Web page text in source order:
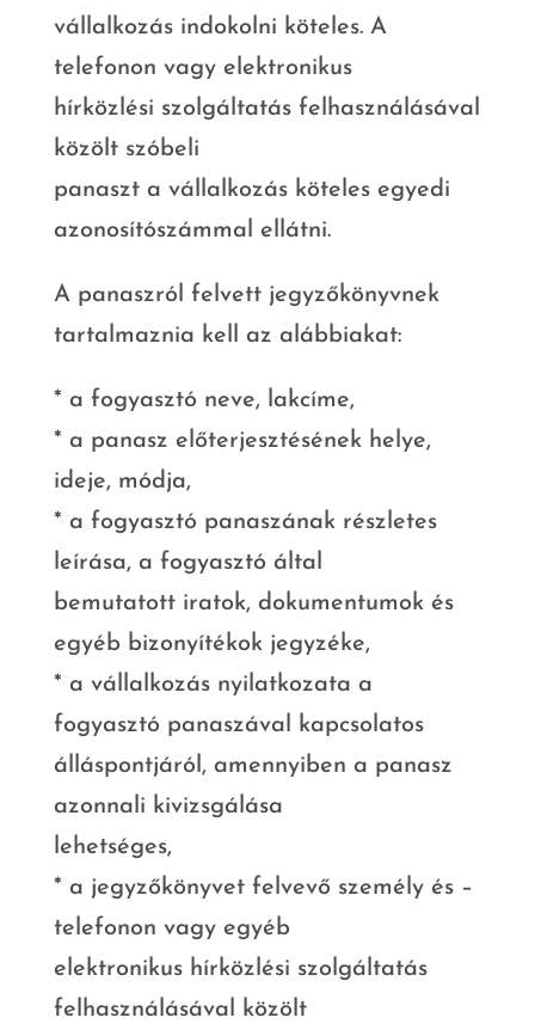
vállalkozás indokolni köteles. A
telefonon vagy elektronikus
hírközlési szolgáltatás felhasználásával
közölt szóbeli
panaszt a vállalkozás köteles egyedi
azonosítószámmal ellátni.
A panaszról felvett jegyzőkönyvnek
tartalmaznia kell az alábbiakat:
* a fogyasztó neve, lakcíme,
* a panasz előterjesztésének helye,
ideje, módja,
* a fogyasztó panaszának részletes
leírása, a fogyasztó által
bemutatott iratok, dokumentumok és
egyéb bizonyítékok jegyzéke,
* a vállalkozás nyilatkozata a
fogyasztó panaszával kapcsolatos
álláspontjáról, amennyiben a panasz
azonnali kivizsgálása
lehetséges,
* a jegyzőkönyvet felvevő személy és –
telefonon vagy egyéb
elektronikus hírközlési szolgáltatás
felhasználásával közölt